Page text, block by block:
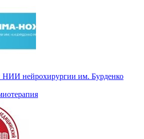
нейрохирургии им. Бурденко